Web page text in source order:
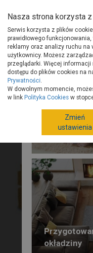
Strona główna Porady
Ściany zewnętrzne,
Zdrowy i
036
Zdrowy i
naturalną
Jak
powietrze?
okładziny
Nasza strona korzysta
Serwis korzysta z plików
prawidłowego
reklamy oraz analizy ruchu na
użytkownicy. Możesz
przeglądarki. Więcej
dostępu do plików cookies na
Prywatności.
W dowolnym momencie,
w link Polityka Cookies w
Zmień
ustawienia